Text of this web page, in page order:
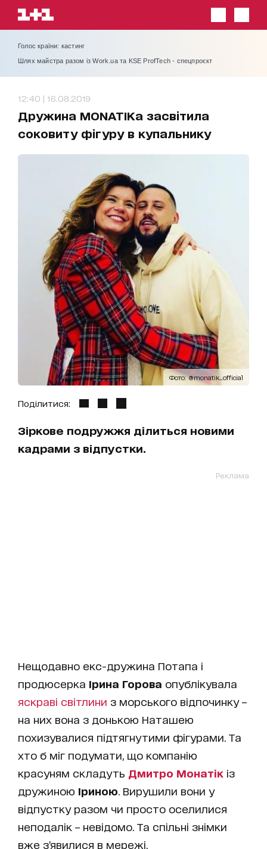
Голос країни: кастинг
Шлях майстра разом із Work.ua та KSE ProfTech - спецпроєкт
12:40 | 16.08.2019
Дружина MONATIKа засвітила
соковиту фігуру в купальнику
Фото: @monatik_official
Поділитися:
Зіркове подружжя ділиться новими
кадрами з відпустки.
Реклама
Нещодавно екс-дружина Потапа і
продюсерка Ірина Горова опублікувала
яскраві світлини з морського відпочинку –
на них вона з донькою Наташею
похизувалися підтягнутими фігурами. Та
хто б міг подумати, що компанію
красуням складуть Дмитро Монатік із
дружиною Іриною . Вирушили вони у
відпустку разом чи просто оселилися
неподалік – невідомо. Та спільні знімки
вже з’явилися в мережі.